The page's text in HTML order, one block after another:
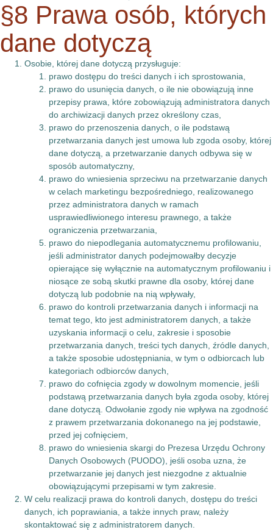
§8 Prawa osób, których
dane dotyczą
Osobie, której dane dotyczą przysługuje:
prawo dostępu do treści danych i ich sprostowania,
prawo do usunięcia danych, o ile nie obowiązują inne
przepisy prawa, które zobowiązują administratora danych
do archiwizacji danych przez określony czas,
prawo do przenoszenia danych, o ile podstawą
przetwarzania danych jest umowa lub zgoda osoby, której
dane dotyczą, a przetwarzanie danych odbywa się w
sposób automatyczny,
prawo do wniesienia sprzeciwu na przetwarzanie danych
w celach marketingu bezpośredniego, realizowanego
przez administratora danych w ramach
usprawiedliwionego interesu prawnego, a także
ograniczenia przetwarzania,
prawo do niepodlegania automatycznemu profilowaniu,
jeśli administrator danych podejmowałby decyzje
opierające się wyłącznie na automatycznym profilowaniu i
niosące ze sobą skutki prawne dla osoby, której dane
dotyczą lub podobnie na nią wpływały,
prawo do kontroli przetwarzania danych i informacji na
temat tego, kto jest administratorem danych, a także
uzyskania informacji o celu, zakresie i sposobie
przetwarzania danych, treści tych danych, źródle danych,
a także sposobie udostępniania, w tym o odbiorcach lub
kategoriach odbiorców danych,
prawo do cofnięcia zgody w dowolnym momencie, jeśli
podstawą przetwarzania danych była zgoda osoby, której
dane dotyczą. Odwołanie zgody nie wpływa na zgodność
z prawem przetwarzania dokonanego na jej podstawie,
przed jej cofnięciem,
prawo do wniesienia skargi do Prezesa Urzędu Ochrony
Danych Osobowych (PUODO), jeśli osoba uzna, że
przetwarzanie jej danych jest niezgodne z aktualnie
obowiązującymi przepisami w tym zakresie.
W celu realizacji prawa do kontroli danych, dostępu do treści
danych, ich poprawiania, a także innych praw, należy
skontaktować się z administratorem danych.